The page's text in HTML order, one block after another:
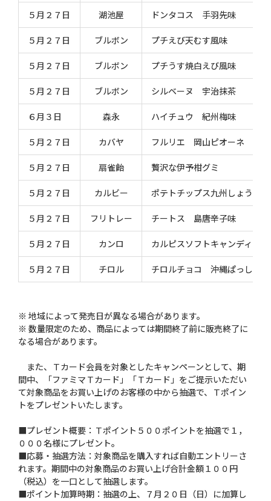
５月２７日 湖池屋 ドンタコス 手羽先味
５月２７日 ブルボン プチえび天むす風味
５月２７日 ブルボン プチうす焼白えび風味
５月２７日 ブルボン シルベーヌ 宇治抹茶
６月３日 森永 ハイチュウ 紀州梅味
５月２７日 カバヤ フルリエ 岡山ピオーネ
５月２７日 扇雀飴 贅沢な伊予柑グミ
５月２７日 カルビー ポテトチップス九州しょうゆ
５月２７日 フリトレー チートス 島唐辛子味
５月２７日 カンロ カルピスソフトキャンディ シ
５月２７日 チロル チロルチョコ 沖縄ぱっしょ
※ 地域によって発売日が異なる場合があります。
※ 数量限定のため、商品によっては期間終了前に販売終了に
なる場合があります。
また、Ｔカード会員を対象としたキャンペーンとして、期
間中、「ファミマＴカード」「Ｔカード」をご提示いただい
て対象商品をお買い上げのお客様の中から抽選で、Ｔポイン
トをプレゼントいたします。
■プレゼント概要：Ｔポイント５００ポイントを抽選で１，
０００名様にプレゼント。
■応募・抽選方法：対象商品を購入すれば自動エントリーさ
れます。期間中の対象商品のお買い上げ合計金額１００円
（税込）を一口として抽選します。
■ポイント加算時期：抽選の上、７月２０日（日）に加算し